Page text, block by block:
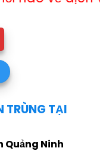
TRÙNG TẠI
Quảng Ninh